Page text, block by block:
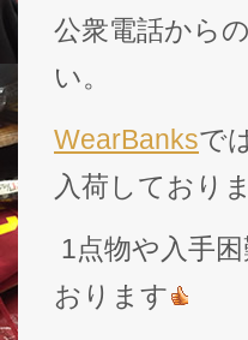
公衆電話から
い。
WearBanksで
入荷しており
1点物や入手
おります